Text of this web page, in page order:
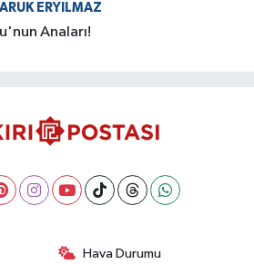
ERYILMAZ
Anaları!
Hava Durumu